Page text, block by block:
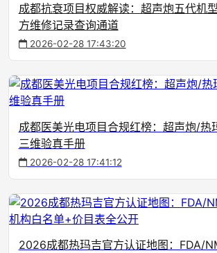
成都抗衰项目权威解读：超声炮五代机
方维修记录查询通道
2026-02-28 17:43:20
成都医美光电项目合规红榜：超声炮/
三维验真手册
2026-02-28 17:41:12
2026成都热玛吉官方认证地图：FDA/